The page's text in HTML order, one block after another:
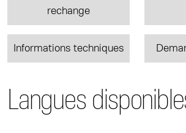
rechange
Informations techniques
Langues